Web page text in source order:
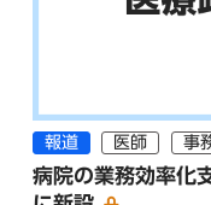
報道 医師 事
病院の業務効率化